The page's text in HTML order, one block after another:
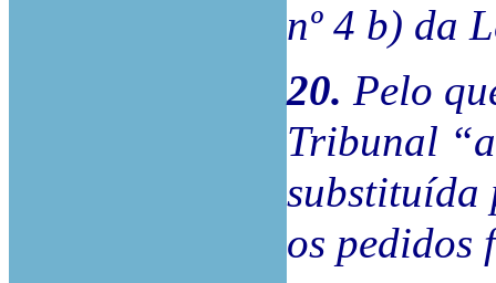
nº 4 b) da
20.Pelo
Tribunal
substituída
os pedidos